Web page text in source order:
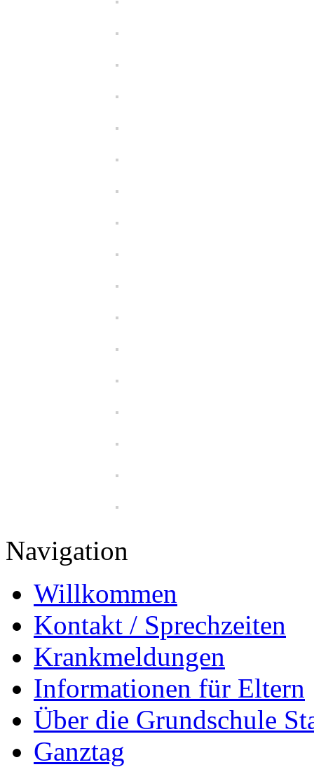
Navigation
Willkommen
Kontakt / Sprechzeiten
Krankmeldungen
Informationen für Eltern
Über die Grundschule
Ganztag